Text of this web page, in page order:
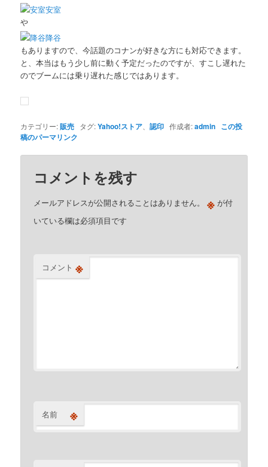
安室
や
降谷
もありますので、今話題のコナンが好きな方にも対応できます。
と、本当はもう少し前に動く予定だったのですが、すこし遅れた
のでブームには乗り遅れた感じではあります。
カテゴリー:販売 タグ:Yahoo!ストア 、認印 作成者:admin この投
稿のパーマリンク
コメントを残す
メールアドレスが公開されることはありません。 ※ が付
いている欄は必須項目です
コメント ※
名前 ※